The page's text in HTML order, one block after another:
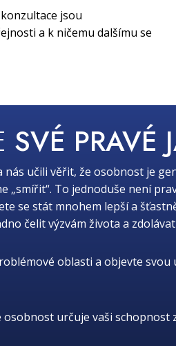
jsou
a k ničemu dalšímu se
SVÉ PRAVÉ
učili věřit, že osobnost je
„smířit“. To jednoduše není
se stát mnohem lepší a
čelit výzvám života a
oblasti a objevte
osobnost určuje vaši schopnost